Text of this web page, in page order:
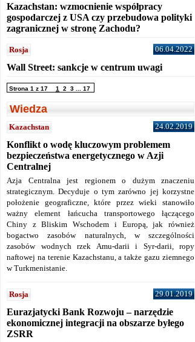
Kazachstan: wzmocnienie współpracy
gospodarczej z USA czy przebudowa polityki
zagranicznej w stronę Zachodu?
Rosja 06.04.2022
Wall Street: sankcje w centrum uwagi
Strona 1 z 17 1 2 3 17
Wiedza
Kazachstan 24.02.2019
Konflikt o wodę kluczowym problemem
bezpieczeństwa energetycznego w Azji
Centralnej
Azja Centralna jest regionem o dużym znaczeniu
strategicznym. Decyduje o tym zarówno jej korzystne
położenie geograficzne, które przez wieki stanowiło
ważny element łańcucha transportowego łączącego
Chiny z Bliskim Wschodem i Europą, jak również
bogactwo zasobów naturalnych, w szczególności
zasobów wodnych rzek Amu-darii i Syr-darii, ropy
naftowej na terenie Kazachstanu, a także gazu ziemnego
w Turkmenistanie.
Rosja 29.01.2019
Eurazjatycki Bank Rozwoju – narzędzie
ekonomicznej integracji na obszarze byłego
ZSRR